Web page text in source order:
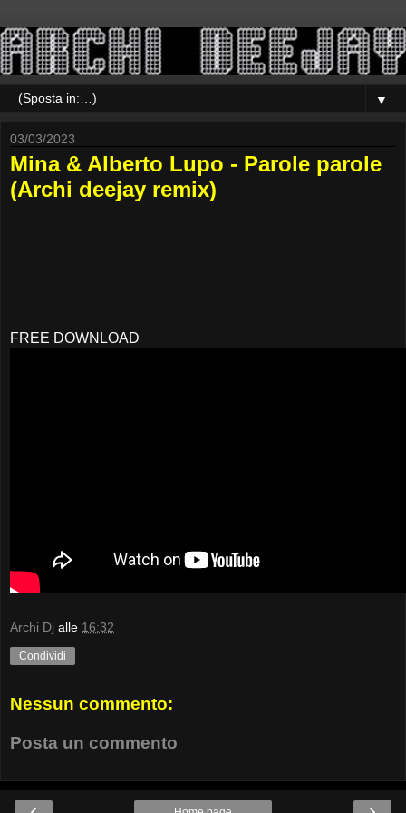
▼
03/03/2023
Mina & Alberto Lupo - Parole parole
(Archi deejay remix)
FREE DOWNLOAD
Archi Dj alle 16:32
Condividi
Nessun commento:
Posta un commento